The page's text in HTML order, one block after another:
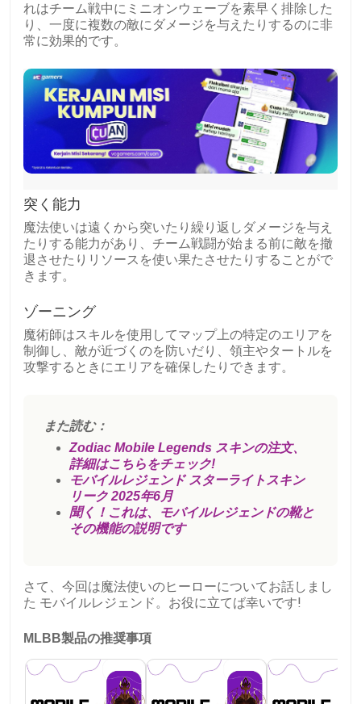
れはチーム戦中にミニオンウェーブを素早く排除した
り、一度に複数の敵にダメージを与えたりするのに非
常に効果的です。
突く能力
魔法使いは遠くから突いたり繰り返しダメージを与え
たりする能力があり、チーム戦闘が始まる前に敵を撤
退させたりリソースを使い果たさせたりすることがで
きます。
ゾーニング
魔術師はスキルを使用してマップ上の特定のエリアを
制御し、敵が近づくのを防いだり、領主やタートルを
攻撃するときにエリアを確保したりできます。
また読む：
Zodiac Mobile Legends スキンの注文、
詳細はこちらをチェック!
モバイルレジェンド スターライトスキン
リーク 2025年6月
聞く！これは、モバイルレジェンドの靴と
その機能の説明です
さて、今回は魔法使いのヒーローについてお話しまし
た モバイルレジェンド 。お役に立てば幸いです!
MLBB製品の推奨事項